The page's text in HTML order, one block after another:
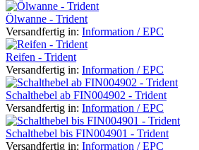
Ölwanne - Trident
Versandfertig in: Information / EPC
Reifen - Trident
Versandfertig in: Information / EPC
Schalthebel ab FIN004902 - Trident
Versandfertig in: Information / EPC
Schalthebel bis FIN004901 - Trident
Versandfertig in: Information / EPC